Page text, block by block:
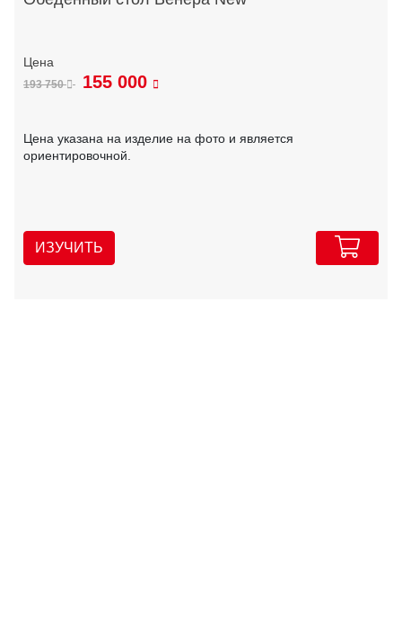
193 750 155 000
Цена указана на изделие на фото и является
ориентировочной.
ИЗУЧИТЬ